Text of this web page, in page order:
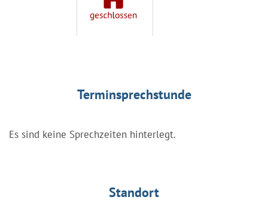
Terminsprechstunde
Es sind keine Sprechzeiten hinterlegt.
Standort